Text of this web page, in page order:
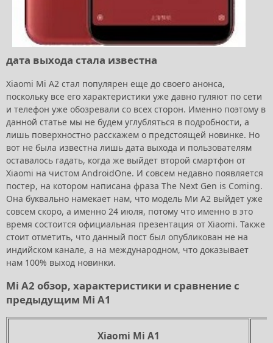
дата выхода стала известна
Xiaomi Mi A2 стал популярен еще до своего анонса,
поскольку все его характеристики уже давно гуляют по сети
и телефон уже обозревали со всех сторон. Именно поэтому в
данной статье мы не будем углубляться в подробности, а
лишь поверхностно расскажем о предстоящей новинке. Но
вот не была известна лишь дата выхода и пользователям
оставалось гадать, когда же выйдет второй смартфон от
Xiaomi на чистом AndroidOne. И совсем недавно появляется
постер, на котором написана фраза The Next Gen is Coming.
Она буквально намекает нам, что модель Ми А2 выйдет уже
совсем скоро, а именно 24 июля, потому что именно в это
время состоится официальная презентация от Xiaomi. Также
стоит отметить, что данный пост был опубликован не на
индийском канале, а на международном, что доказывает
нам 100% выход новинки.
Mi A2 обзор, характеристики и сравнение с
предыдущим Mi A1
Xiaomi Mi A1